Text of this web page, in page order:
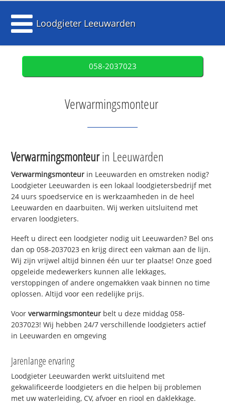
Loodgieter Leeuwarden
058-2037023
Verwarmingsmonteur
Verwarmingsmonteurin Leeuwarden
Verwarmingsmonteur in Leeuwarden en omstreken nodig?
Loodgieter Leeuwarden is een lokaal loodgietersbedrijf met
24 uurs spoedservice en is werkzaamheden in de heel
Leeuwarden en daarbuiten. Wij werken uitsluitend met
ervaren loodgieters.
Heeft u direct een loodgieter nodig uit Leeuwarden? Bel ons
dan op 058-2037023 en krijg direct een vakman aan de lijn.
Wij zijn vrijwel altijd binnen één uur ter plaatse! Onze goed
opgeleide medewerkers kunnen alle lekkages,
verstoppingen of andere ongemakken vaak binnen no time
oplossen. Altijd voor een redelijke prijs.
Voorverwarmingsmonteur belt u deze middag 058-
2037023! Wij hebben 24/7 verschillende loodgieters actief
in Leeuwarden en omgeving
Jarenlange ervaring
Loodgieter Leeuwarden werkt uitsluitend met
gekwalificeerde loodgieters en die helpen bij problemen
met uw waterleiding, CV, afvoer en riool en daklekkage.